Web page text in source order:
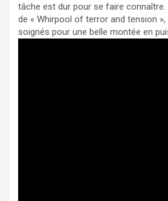
tâche est dur pour se faire
de « Whirpool of terror and tension
soignés pour une belle montée en